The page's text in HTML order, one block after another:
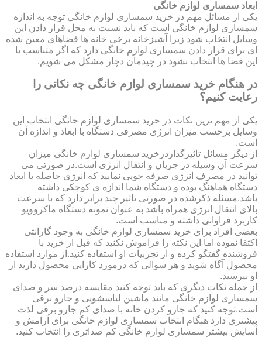
ابعاد سمساری لوازم خانگی
یکی از مسائل مهم در خرید سمساری لوازم خانگی توجه به اندازه
سمساری لوازم خانگی است که باید نسبت به محل قرار دادن این
وسایل انتخاب شود زیرا آشپزخانه برخی خانه ها فضاهای معین شده
ای برای قرار دادن سمساری لوازم خانگی دارد که اگر متناسب با
این فضا ها انتخاب نشود در چیدمان دچار مشکل می شویم.
در هنگام خرید سمساری لوازم خانگی چه نکاتی را
رعایت کنیم؟
یکی از مهم ترین نکات در خرید سمساری لوازم خانگی انتخاب این
وسایل برحسب میزان انرژی مصرفی دستگاه با ابعاد و اندازه آن
است.
از دیگر مسائل تاثیرگذاردرخرید سمساری لوازم خانگی میزان
سرعت آن وسیله در جریان و انتقال انرژی است.در صورتی می
توانید در مصرف انرژی صرفه جویی نمایید که انرژی حاصله با ابعاد
دستگاه هماهنگ بوده و دستگاه شما اندازه ی کوچکی داشته
باشد.مسئله ذکرشده در صورتی تاثیر چند برابر دارد که با سرعت
بالای انتقال انرژی همراه باشد به عنوان نمونه دستگاه ماکروویو
کاربرد فراوانی داشته و مناسب است.
بعضی افراد برای خرید سمساری لوازم خانگی به وجود گارانتی
اکتفا نموده اما این نکته را فراموش نکنید که قبل از خرید با
فروشنده گفتگو کرده و از تجربیات او استفاده کنید.از موارد استفاده
محصول آگاه شوید و هر سوالی که درمورد کارایی محصول دارید از
او بپرسید.
از جمله نکات دیگری که باید توجه کنید مقایسه درصد سر و صدای
سمساری لوازم خانگی مانند ماشین لباسشویی و جارو برقی
است.توجه کنید که جارو کردن خانه با صدای کم جارو برقی لذت
بیشتری دارد هنگام انتخاب سمساری لوازم خانگی برای آرامش و
آسایش بیشتر سمساری لوازم خانگی کم صداتری را انتخاب کنید.